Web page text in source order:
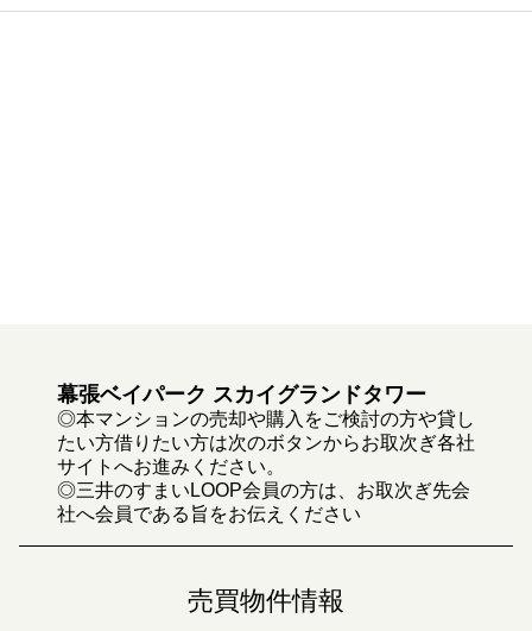
幕張ベイパーク スカイグランドタワー
◎本マンションの売却や購入をご検討の方や貸し
たい方借りたい方は次のボタンからお取次ぎ各社
サイトへお進みください。
◎三井のすまいLOOP会員の方は、お取次ぎ先会
社へ会員である旨をお伝えください
売買物件情報